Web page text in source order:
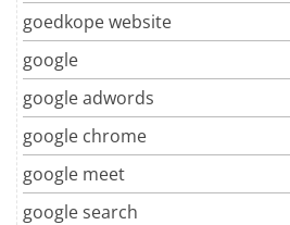
goedkope website
google
google adwords
google chrome
google meet
google search